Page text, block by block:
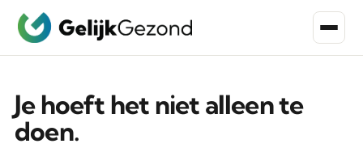
Je hoeft het niet alleen te
doen.